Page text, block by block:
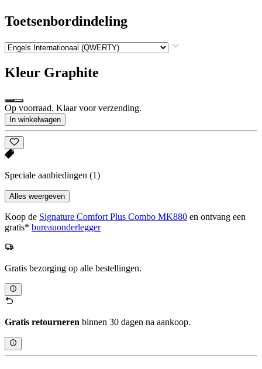
Toetsenbordindeling
Kleur Graphite
Op voorraad. Klaar voor verzending.
In winkelwagen
Speciale aanbiedingen (1)
Alles weergeven
Koop de Signature Comfort Plus Combo MK880 en ontvang een
gratis* bureauonderlegger
Gratis bezorging op alle bestellingen.
Gratis retourneren binnen 30 dagen na aankoop.